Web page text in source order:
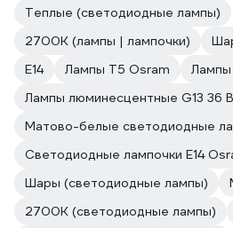
Теплые (светодиодные лампы)
2700К (лампы | лампочки)
Е14
Лампы T5 Osram
Лампы
Лампы люминесцентные G13 36
Матово-белые светодиодные
Светодиодные лампочки E14
Шары (светодиодные лампы)
2700К (светодиодные лампы)